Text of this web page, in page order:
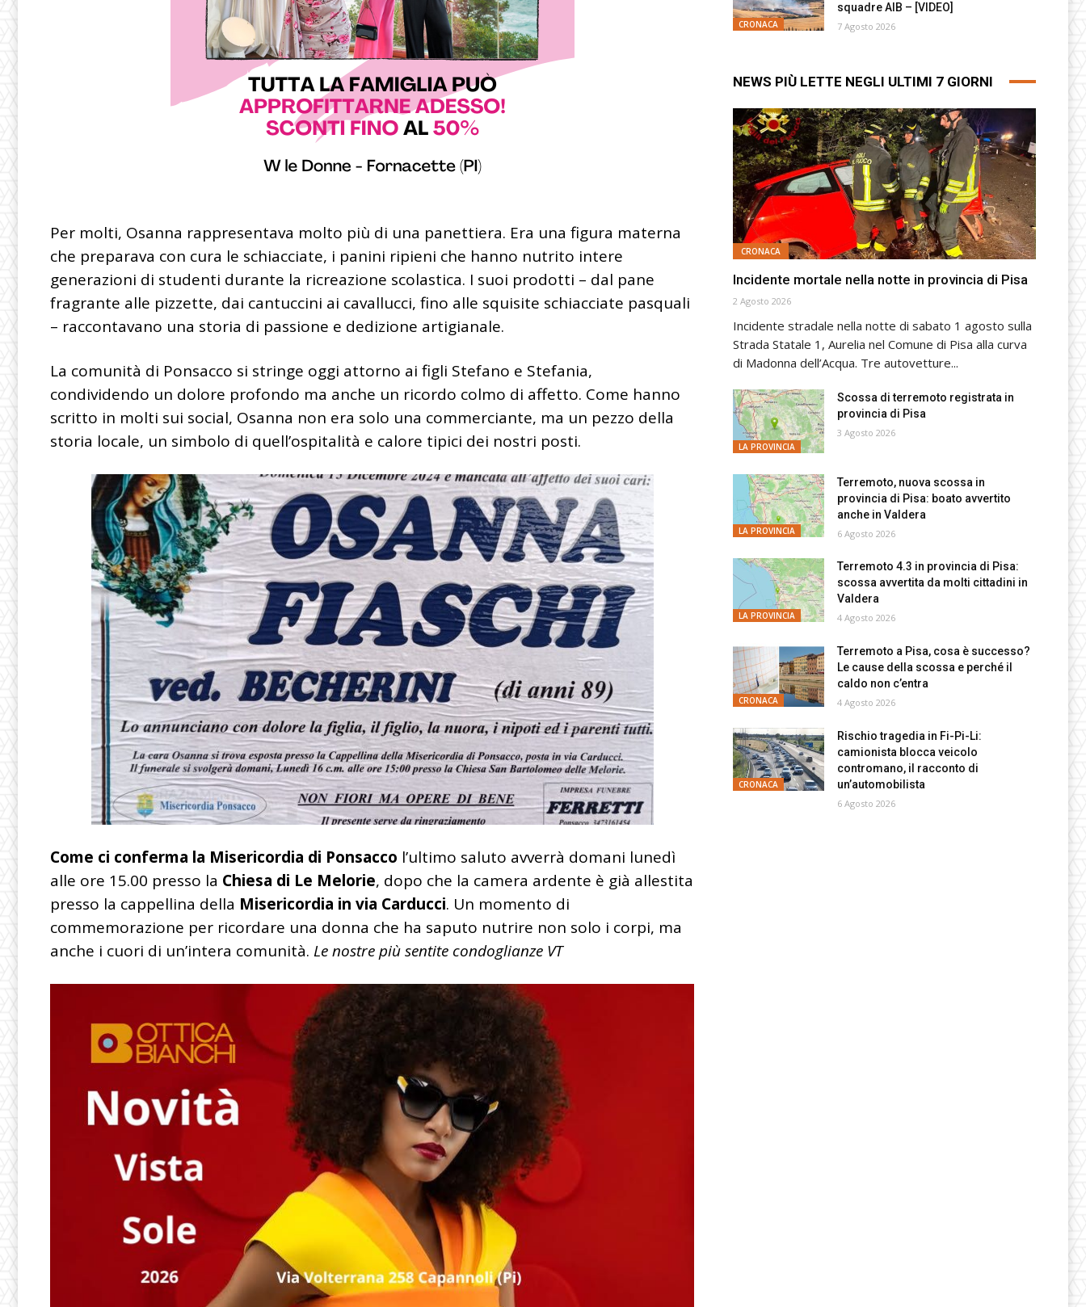
Per molti, Osanna rappresentava molto più di una panettiera. Era una figura materna
che preparava con cura le schiacciate, i panini ripieni che hanno nutrito intere
generazioni di studenti durante la ricreazione scolastica. I suoi prodotti – dal pane
fragrante alle pizzette, dai cantuccini ai cavallucci, fino alle squisite schiacciate pasquali
– raccontavano una storia di passione e dedizione artigianale.
La comunità di Ponsacco si stringe oggi attorno ai figli Stefano e Stefania,
condividendo un dolore profondo ma anche un ricordo colmo di affetto. Come hanno
scritto in molti sui social, Osanna non era solo una commerciante, ma un pezzo della
storia locale, un simbolo di quell’ospitalità e calore tipici dei nostri posti.
Come ci conferma la Misericordia di Ponsacco l’ultimo saluto avverrà domani lunedì
alle ore 15.00 presso la Chiesa di Le Melorie, dopo che la camera ardente è già allestita
presso la cappellina della Misericordia in via Carducci. Un momento di
commemorazione per ricordare una donna che ha saputo nutrire non solo i corpi, ma
anche i cuori di un’intera comunità. Le nostre più sentite condoglianze VT
CRONACA
squadre AIB – [VIDEO]
7 Agosto 2026
NEWS PIÙ LETTE NEGLI ULTIMI 7 GIORNI
CRONACA
Incidente mortale nella notte in provincia di Pisa
2 Agosto 2026
Incidente stradale nella notte di sabato 1 agosto sulla
Strada Statale 1, Aurelia nel Comune di Pisa alla curva
di Madonna dell’Acqua. Tre autovetture...
LA PROVINCIA
Scossa di terremoto registrata in
provincia di Pisa
3 Agosto 2026
LA PROVINCIA
Terremoto, nuova scossa in
provincia di Pisa: boato avvertito
anche in Valdera
6 Agosto 2026
LA PROVINCIA
Terremoto 4.3 in provincia di Pisa:
scossa avvertita da molti cittadini in
Valdera
4 Agosto 2026
CRONACA
Terremoto a Pisa, cosa è successo?
Le cause della scossa e perché il
caldo non c’entra
4 Agosto 2026
CRONACA
Rischio tragedia in Fi-Pi-Li:
camionista blocca veicolo
contromano, il racconto di
un’automobilista
6 Agosto 2026